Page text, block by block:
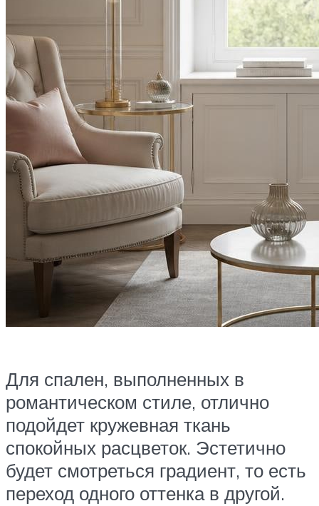
Для спален, выполненных в
романтическом стиле, отлично
подойдет кружевная ткань
спокойных расцветок. Эстетично
будет смотреться градиент, то есть
переход одного оттенка в другой.